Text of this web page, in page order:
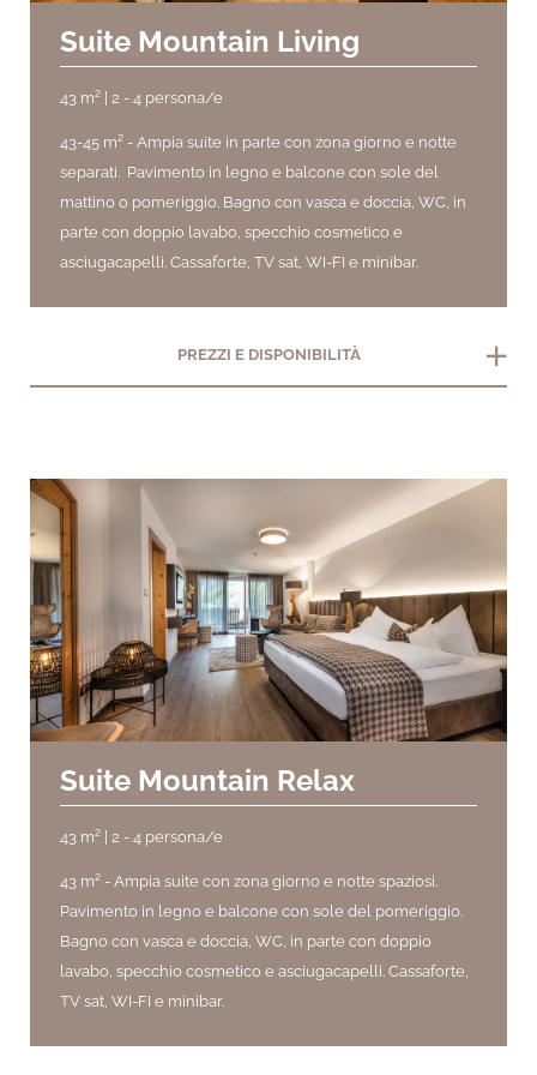
Suite Mountain Living
43 m² | 2 - 4 persona/e
43-45 m² -Ampia suite in parte con zona giorno e notte
separati. Pavimento in legno e balcone con sole del
mattino o pomeriggio. Bagno con vasca e doccia, WC, in
parte con doppio lavabo, specchio cosmetico e
asciugacapelli. Cassaforte, TV sat, WI-FI e minibar.
PREZZI E DISPONIBILITÀ add
Suite Mountain Relax
43 m² | 2 - 4 persona/e
43 m² -Ampia suite con zona giorno e notte spaziosi.
Pavimento in legno e balcone con sole del pomeriggio.
Bagno con vasca e doccia, WC, in parte con doppio
lavabo, specchio cosmetico e asciugacapelli. Cassaforte,
TV sat, WI-FI e minibar.